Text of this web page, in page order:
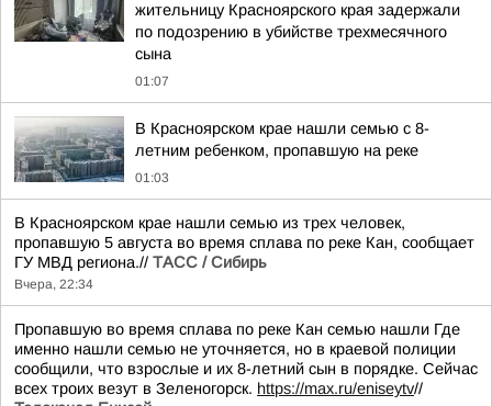
жительницу Красноярского края задержали
по подозрению в убийстве трехмесячного
сына
01:07
В Красноярском крае нашли семью с 8-
летним ребенком, пропавшую на реке
01:03
В Красноярском крае нашли семью из трех человек,
пропавшую 5 августа во время сплава по реке Кан, сообщает
ГУ МВД региона.// ТАСС / Сибирь
Вчера, 22:34
Пропавшую во время сплава по реке Кан семью нашли Где
именно нашли семью не уточняется, но в краевой полиции
сообщили, что взрослые и их 8-летний сын в порядке. Сейчас
всех троих везут в Зеленогорск. https://max.ru/eniseytv//